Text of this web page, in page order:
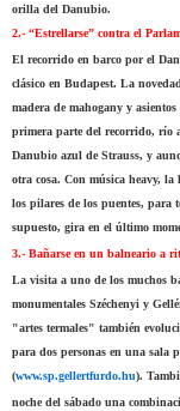
orilla del Danubio.
2.- “Estrellarse” contra el
El recorrido en barco por el
clásico en Budapest. La
madera de mahogany y
primera parte del recorrido, río
Danubio azul de Strauss, y
otra cosa. Con música heavy, la
los pilares de los puentes, para
supuesto, gira en el último
3.- Bañarse en un balneario a
La visita a uno de los muchos
monumentales Széchenyi y
"artes termales" también
para dos personas en una sala
(www.sp.gellertfurdo.hu).
noche del sábado una